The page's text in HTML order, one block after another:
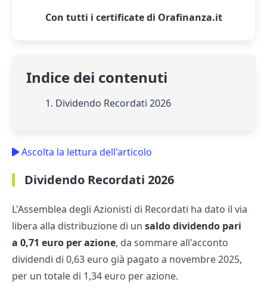
Con tutti i certificate di Orafinanza.it
Indice dei contenuti
1. Dividendo Recordati 2026
Ascolta la lettura dell'articolo
Dividendo Recordati 2026
L'Assemblea degli Azionisti di Recordati ha dato il via
libera alla distribuzione di un saldo dividendo pari
a 0,71 euro per azione, da sommare all'acconto
dividendi di 0,63 euro già pagato a novembre 2025,
per un totale di 1,34 euro per azione.